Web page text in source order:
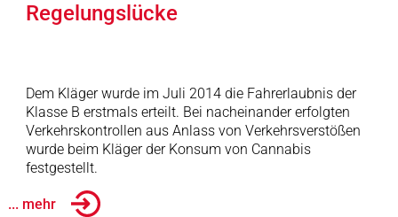
Regelungslücke
Dem Kläger wurde im Juli 2014 die Fahrerlaubnis der
Klasse B erstmals erteilt. Bei nacheinander erfolgten
Verkehrskontrollen aus Anlass von Verkehrsverstößen
wurde beim Kläger der Konsum von Cannabis
festgestellt.
... mehr